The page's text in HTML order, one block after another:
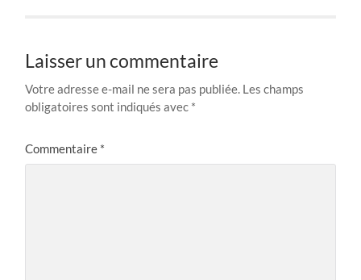
Laisser un commentaire
Votre adresse e-mail ne sera pas publiée. Les champs
obligatoires sont indiqués avec *
Commentaire *